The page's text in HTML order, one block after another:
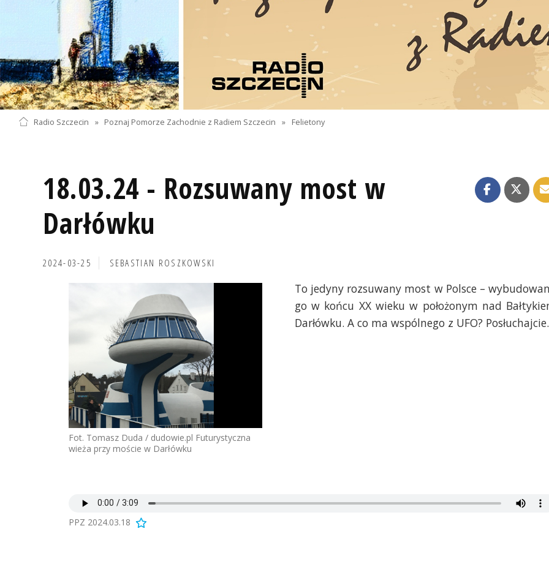
Radio Szczecin » Poznaj Pomorze Zachodnie z Radiem Szczecin » Felietony
18.03.24 - Rozsuwany most w
Darłówku
2024-03-25 SEBASTIAN ROSZKOWSKI
Fot. Tomasz Duda / dudowie.pl Futurystyczna
wieża przy moście w Darłówku
To jedyny rozsuwany most w Polsce –
go w końcu XX wieku w położonym nad
Darłówku. A co ma wspólnego z UFO?
PPZ 2024.03.18